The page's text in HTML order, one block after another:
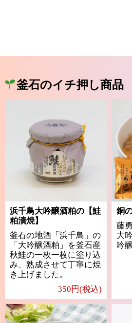
釜石のイチ押し商品
浜千鳥大吟醸酒粕の【鮭
粕漬焼】
釜石の地酒「浜千鳥」の
「大吟醸酒粕」を釜石産
秋鮭の一枚一枚に塗り込
み、熟成させて丁寧に焼
き上げました。
350円(税込)
銅
藤
大
吟